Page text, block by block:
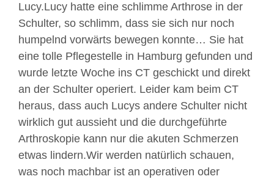
Lucy.Lucy hatte eine schlimme Arthrose in der
Schulter, so schlimm, dass sie sich nur noch
humpelnd vorwärts bewegen konnte… Sie hat
eine tolle Pflegestelle in Hamburg gefunden und
wurde letzte Woche ins CT geschickt und direkt
an der Schulter operiert. Leider kam beim CT
heraus, dass auch Lucys andere Schulter nicht
wirklich gut aussieht und die durchgeführte
Arthroskopie kann nur die akuten Schmerzen
etwas lindern.Wir werden natürlich schauen,
was noch machbar ist an operativen oder